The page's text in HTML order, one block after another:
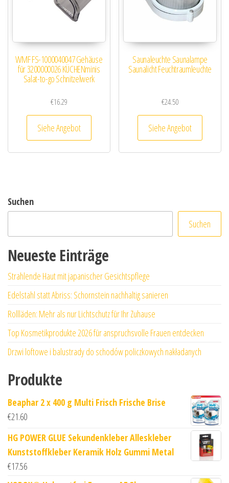
WMF FS-1000040047 Gehäuse
für 3200000026 KÜCHENminis
Salat-to-go Schnitzelwerk
€16.29
Siehe Angebot
Saunaleuchte Saunalampe
Saunalicht Feuchtraumleuchte
€24.50
Siehe Angebot
Suchen
Suchen
Neueste Einträge
Strahlende Haut mit japanischer Gesichtspflege
Edelstahl statt Abriss: Schornstein nachhaltig sanieren
Rollläden: Mehr als nur Lichtschutz für Ihr Zuhause
Top Kosmetikprodukte 2026 für anspruchsvolle Frauen entdecken
Drzwi loftowe i balustrady do schodów policzkowych nakładanych
Produkte
Beaphar 2 x 400 g Multi Frisch Frische Brise
€21.60
HG POWER GLUE Sekundenkleber Alleskleber
Kunststoffkleber Keramik Holz Gummi Metal
€17.56